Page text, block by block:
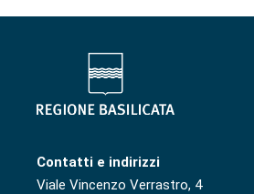
Contatti e indirizzi
Viale Vincenzo Verrastro, 4